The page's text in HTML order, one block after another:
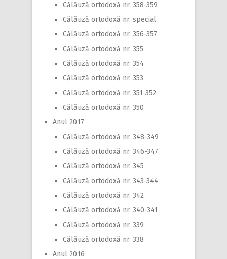
Călăuză ortodoxă nr. 358-359
Călăuză ortodoxă nr. special
Călăuză ortodoxă nr. 356-357
Călăuză ortodoxă nr. 355
Călăuză ortodoxă nr. 354
Călăuză ortodoxă nr. 353
Călăuză ortodoxă nr. 351-352
Călăuză ortodoxă nr. 350
Anul 2017
Călăuză ortodoxă nr. 348-349
Călăuză ortodoxă nr. 346-347
Călăuză ortodoxă nr. 345
Călăuză ortodoxă nr. 343-344
Călăuză ortodoxă nr. 342
Călăuză ortodoxă nr. 340-341
Călăuză ortodoxă nr. 339
Călăuză ortodoxă nr. 338
Anul 2016